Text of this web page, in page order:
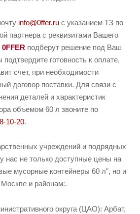
info@0ffer.ru с указанием ТЗ по
партнера с реквизитами Вашего
0FFER подберут решение под Ваш
готовность к оплате,
счет, при необходимости
договор поставки. Для связи с
деталей и характеристик
объемом 60 л звоните по
10-20.
учреждений и подрядных
нас не только доступные цены на
мусорные контейнеры 60 л", но и
Москве и районам:.
округа (ЦАО): Арбат,